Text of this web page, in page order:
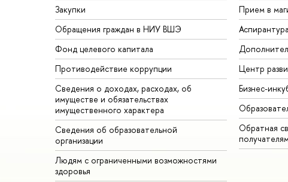
Закупки
Обращения граждан в НИУ ВШЭ
Фонд целевого капитала
Противодействие коррупции
Сведения о доходах, расходах, об
имуществе и обязательствах
имущественного характера
Сведения об образовательной
организации
Людям с ограниченными возможностями
здоровья
Прием в
Аспирантура
Центр
Бизнес-
Обратная